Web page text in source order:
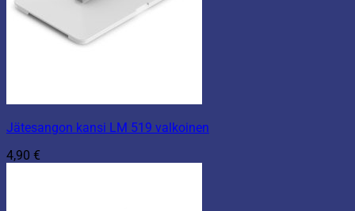
Jätesangon kansi LM 519 valkoinen
4,90 €